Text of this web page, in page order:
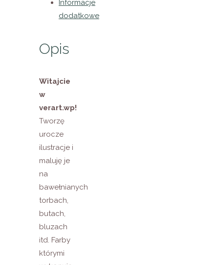
Informacje
dodatkowe
Opis
Witajcie
w
verart.wp!
Tworzę
urocze
ilustracje i
maluję je
na
bawełnianych
torbach,
butach,
bluzach
itd. Farby
którymi